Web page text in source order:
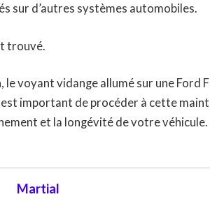
sur d’autres systèmes automobiles.
trouvé.
le voyant vidange allumé sur une Ford
est important de procéder à cette
et la longévité de votre véhicule.
Martial